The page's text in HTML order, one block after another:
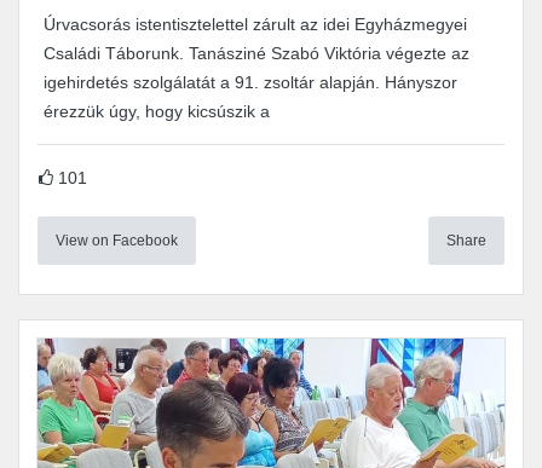
Úrvacsorás istentisztelettel zárult az idei Egyházmegyei
Családi Táborunk. Tanásziné Szabó Viktória végezte az
igehirdetés szolgálatát a 91. zsoltár alapján. Hányszor
érezzük úgy, hogy kicsúszik a
101
View on Facebook Share